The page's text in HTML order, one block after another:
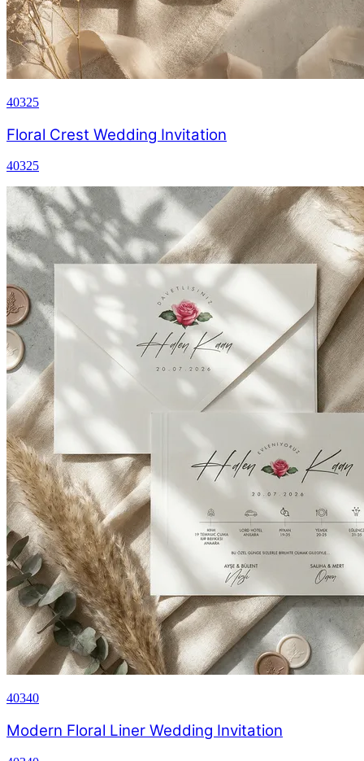
40325
Floral Crest Wedding Invitation
40325
40340
Modern Floral Liner Wedding Invitation